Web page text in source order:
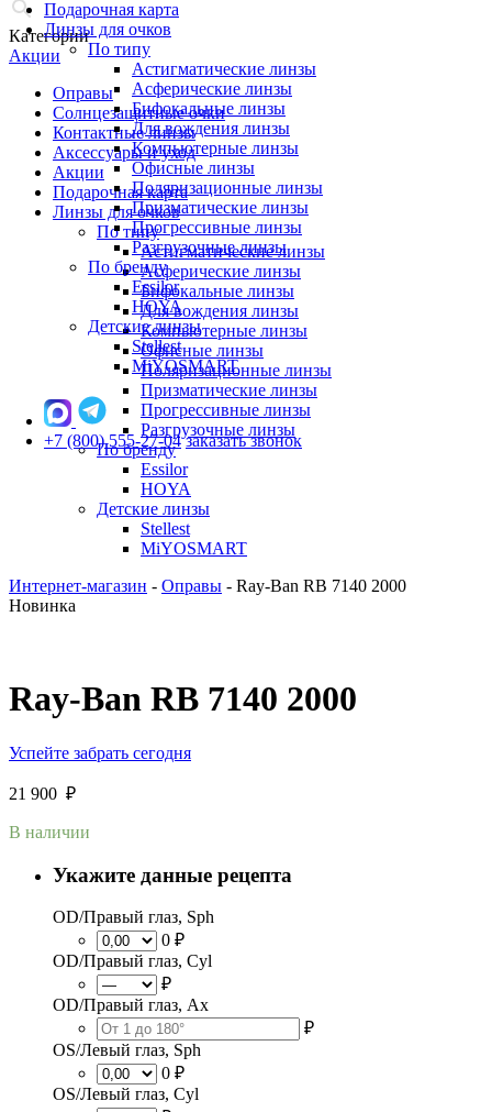
Категории
Акции
Оправы
Солнцезащитные очки
Контактные линзы
Аксессуары и уход
Акции
Подарочная карта
Линзы для очков
По типу
Астигматические линзы
Асферические линзы
Бифокальные линзы
Для вождения линзы
Компьютерные линзы
Офисные линзы
Поляризационные линзы
Призматические линзы
Прогрессивные линзы
Разгрузочные линзы
По бренду
Essilor
HOYA
Детские линзы
Stellest
MiYOSMART
Подарочная карта
Линзы для очков
По типу
Астигматические линзы
Асферические линзы
Бифокальные линзы
Для вождения линзы
Компьютерные линзы
Офисные линзы
Поляризационные линзы
Призматические линзы
Прогрессивные линзы
Разгрузочные линзы
По бренду
Essilor
HOYA
Детские линзы
Stellest
MiYOSMART
+7 (800) 555-27-04 заказать звонок
Интернет-магазин - Оправы - Ray-Ban RB 7140 2000
Новинка
Ray-Ban RB 7140 2000
Успейте забрать сегодня
21 900 ₽
В наличии
Укажите данные рецепта
OD/Правый глаз, Sph
0 ₽
OD/Правый глаз, Cyl
₽
OD/Правый глаз, Ax
₽
OS/Левый глаз, Sph
0 ₽
OS/Левый глаз, Cyl